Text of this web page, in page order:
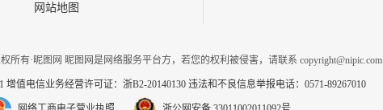
网站地图
所有·昵图网 昵图网是网络服务平台方，若您的权利被侵害，请联系 copyright@nipic.com
增值电信业务经营许可证：浙B2-20140130 违法和不良信息举报电话：0571-89267010